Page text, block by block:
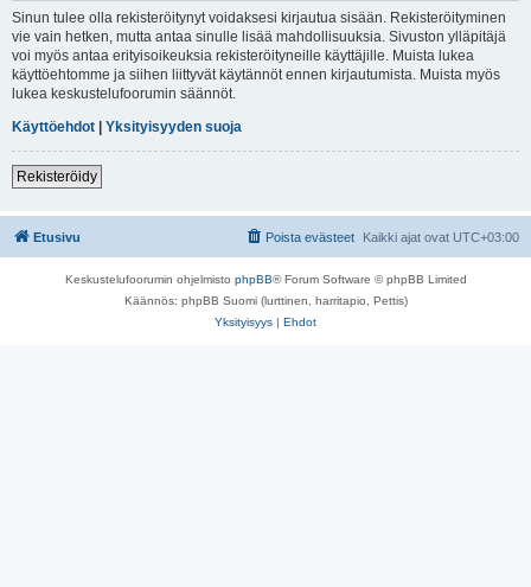
Sinun tulee olla rekisteröitynyt voidaksesi kirjautua sisään. Rekisteröityminen
vie vain hetken, mutta antaa sinulle lisää mahdollisuuksia. Sivuston ylläpitäjä
voi myös antaa erityisoikeuksia rekisteröityneille käyttäjille. Muista lukea
käyttöehtomme ja siihen liittyvät käytännöt ennen kirjautumista. Muista myös
lukea keskustelufoorumin säännöt.
Käyttöehdot | Yksityisyyden suoja
Rekisteröidy
Etusivu Kaikki ajat ovat UTC+03:00
Poista evästeet
Keskustelufoorumin ohjelmisto phpBB® Forum Software © phpBB Limited
Käännös: phpBB Suomi (lurttinen, harritapio, Pettis)
Yksityisyys | Ehdot